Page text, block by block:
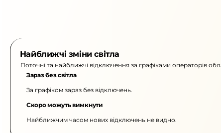
Найближчі зміни світла
Поточні та найближчі відключення за графіками операторів
Зараз без світла
За графіком зараз без відключень.
Скоро можуть вимкнути
Найближчим часом нових відключень не видно.